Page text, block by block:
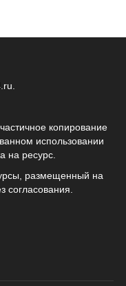
копирование
использовании
на ресурс.
размещенный на
согласования.